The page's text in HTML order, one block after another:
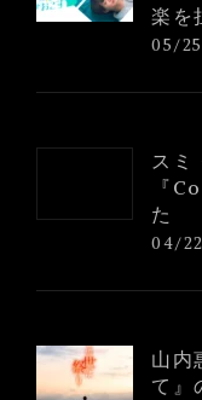
楽を
05/
スミ
『
た
04/
山内
て』